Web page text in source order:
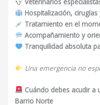
Hospitalización,
Tratamiento en el
Acompañamiento y
Tranquilidad absoluta
Una emergencia no
Cuándo debes acudir a
Barrio Norte